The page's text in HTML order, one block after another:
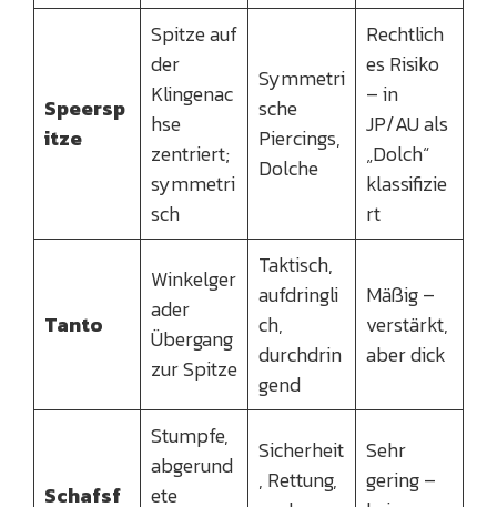
Speersp
itze
Spitze auf
der
Klingenac
hse
zentriert;
symmetri
sch
Symmetri
sche
Piercings,
Dolche
Rechtlich
es Risiko
– in
JP/AU als
„Dolch“
klassifizie
rt
Tanto
Winkelger
ader
Übergang
zur Spitze
Taktisch,
aufdringli
ch,
durchdrin
gend
Mäßig –
verstärkt,
aber dick
Schafsf
Stumpfe,
abgerund
ete
Sicherheit
, Rettung,
Sehr
gering –